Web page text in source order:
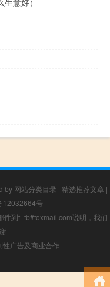
意好）
by 网站分类目录 | 精选推荐文章 |
12032664号
件到f_fb#foxmail.com说明，我们
广告及商业合作